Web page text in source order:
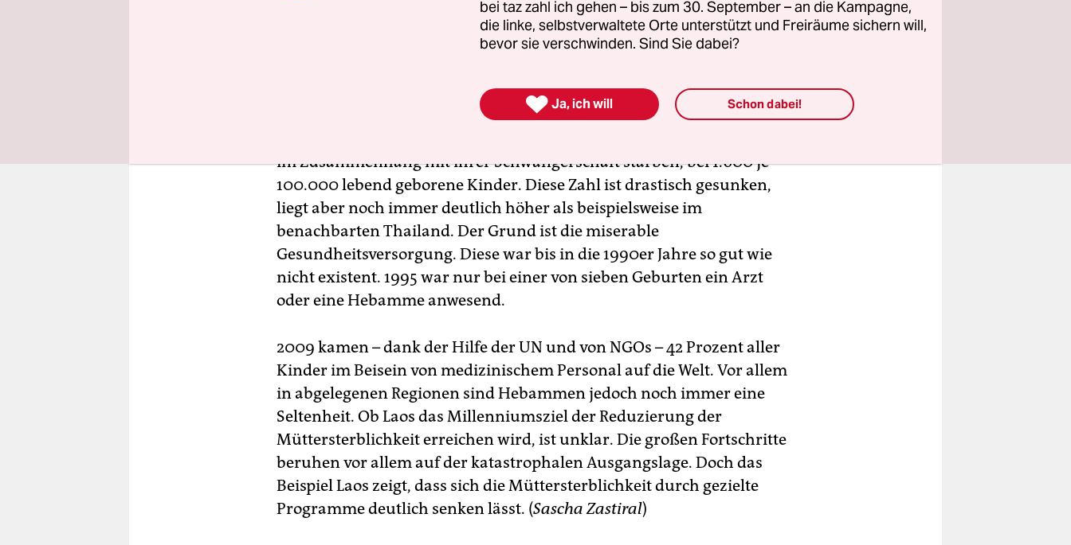
Bis in die 1990er Jahre war das kommunistische Einparteienregime
kaum in der Lage, sich auch nur um die grundlegendsten Bedürfnisse
im Zusammenhang mit ihrer Schwangerschaft starben, bei 1.600 je
100.000 lebend geborene Kinder. Diese Zahl ist drastisch gesunken,
liegt aber noch immer deutlich höher als beispielsweise im
benachbarten Thailand. Der Grund ist die miserable
Gesundheitsversorgung. Diese war bis in die 1990er Jahre so gut wie
nicht existent. 1995 war nur bei einer von sieben Geburten ein Arzt
oder eine Hebamme anwesend.
2009 kamen – dank der Hilfe der UN und von NGOs – 42 Prozent aller
Kinder im Beisein von medizinischem Personal auf die Welt. Vor allem
in abgelegenen Regionen sind Hebammen jedoch noch immer eine
Seltenheit. Ob Laos das Millenniumsziel der Reduzierung der
Müttersterblichkeit erreichen wird, ist unklar. Die großen Fortschritte
beruhen vor allem auf der katastrophalen Ausgangslage. Doch das
Beispiel Laos zeigt, dass sich die Müttersterblichkeit durch gezielte
Programme deutlich senken lässt. (Sascha Zastiral)
bei taz zahl ich gehen – bis zum 30. September – an die Kampagne,
die linke, selbstverwaltete Orte unterstützt und Freiräume sichern will,
bevor sie verschwinden. Sind Sie dabei?
 Ja, ich will Schon dabei!